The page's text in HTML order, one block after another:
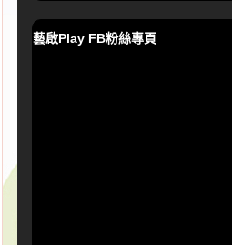
藝啟Play FB粉絲專頁